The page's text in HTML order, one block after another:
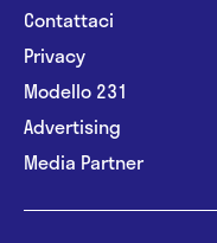
Contattaci
Privacy
Modello 231
Advertising
Media Partner